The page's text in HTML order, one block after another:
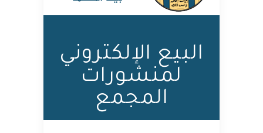
البيع الإلكتروني
لمنشورات
المجمع